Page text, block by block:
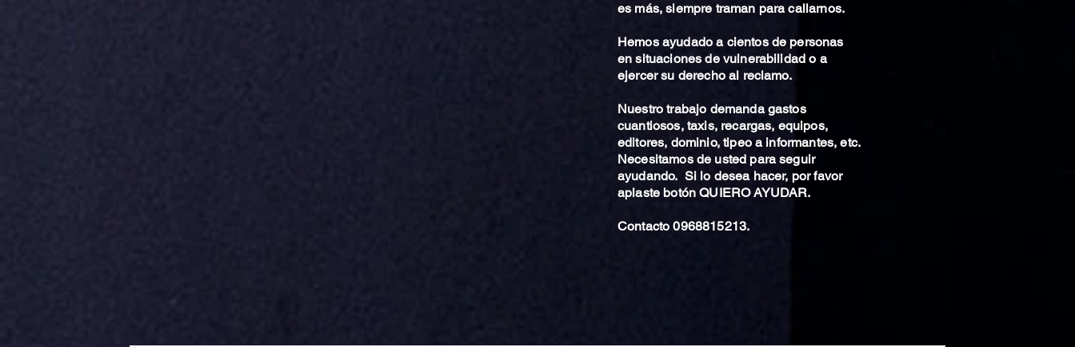
es más, siempre traman para callarnos.
Hemos ayudado a cientos de personas
en situaciones de vulnerabilidad o a
ejercer su derecho al reclamo.
Nuestro trabajo demanda gastos
cuantiosos, taxis, recargas, equipos,
editores, dominio, tipeo a informantes, etc.
Necesitamos de usted para seguir
ayudando. Si lo desea hacer, por favor
aplaste botón QUIERO AYUDAR.
Contacto 0968815213.